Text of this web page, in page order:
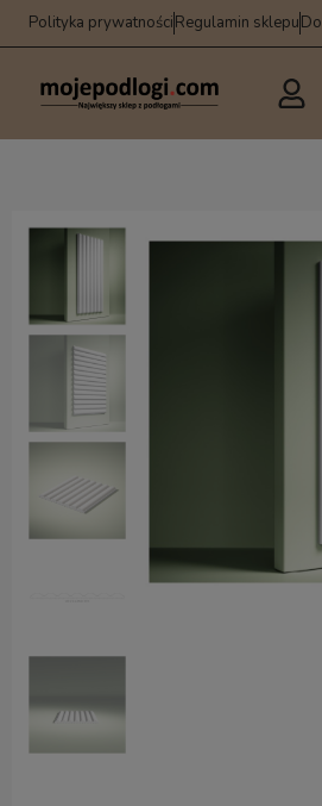
Polityka prywatnościRegulamin sklepu